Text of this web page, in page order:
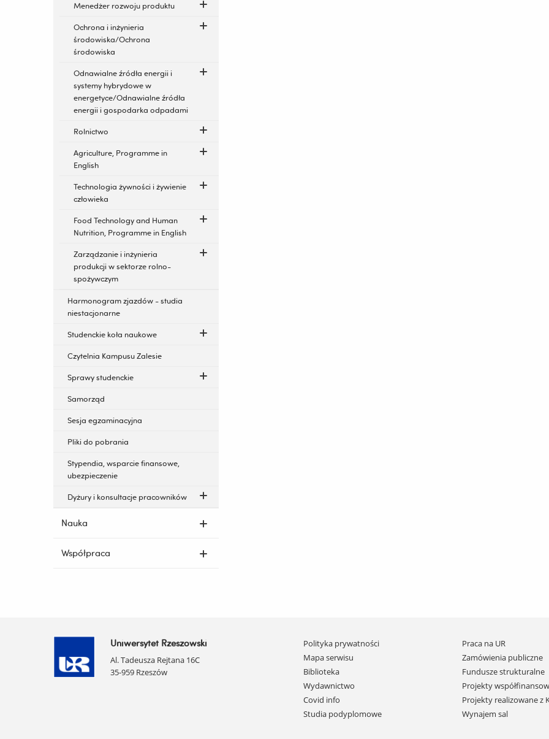
Menedżer rozwoju produktu
Ochrona i inżynieria
środowiska/Ochrona
środowiska
Odnawialne źródła energii i
systemy hybrydowe w
energetyce/Odnawialne źródła
energii i gospodarka odpadami
Rolnictwo
Agriculture, Programme in
English
Technologia żywności i żywienie
człowieka
Food Technology and Human
Nutrition, Programme in English
Zarządzanie i inżynieria
produkcji w sektorze rolno-
spożywczym
Harmonogram zjazdów - studia
niestacjonarne
Studenckie koła naukowe
Czytelnia Kampusu Zalesie
Sprawy studenckie
Samorząd
Sesja egzaminacyjna
Pliki do pobrania
Stypendia, wsparcie finansowe,
ubezpieczenie
Dyżury i konsultacje pracowników
Nauka
Współpraca
Uniwersytet Rzeszowski
Al. Tadeusza Rejtana 16C
35-959 Rzeszów
Pomiń
nawigację
i
przejdź
do
treści
Polityka prywatności
Mapa serwisu
Biblioteka
Wydawnictwo
Covid info
Studia podyplomowe
Praca na UR
Zamówienia publiczne
Fundusze strukturalne
Projekty
Projekty realizowane z
Wynajem sal